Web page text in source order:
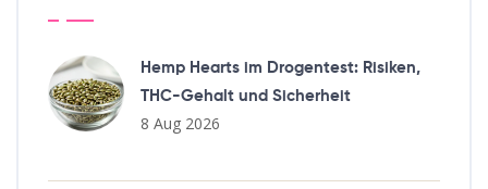
Hemp Hearts im Drogentest: Risiken,
THC-Gehalt und Sicherheit
8 Aug 2026